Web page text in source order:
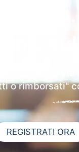
riceverai
o rimborsati"
REGISTRATI ORA